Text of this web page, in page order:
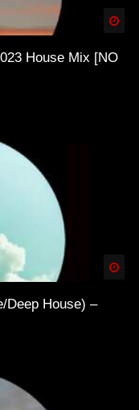
House Mix [NO
Deep House) –